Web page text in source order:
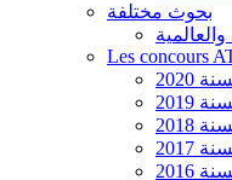
بحوث مختلفة
والعالمية
Les concours
2020
2019
2018
2017
2016